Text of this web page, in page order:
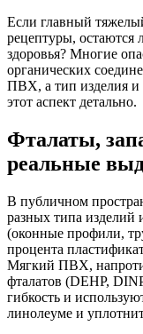
Если главный
рецептуры, остаются
здоровья? Многие
органических
ПВХ, а тип изделия и
этот аспект детально.
Фталаты,
реальные
В публичном
разных типа
(оконные профили,
процента
Мягкий ПВХ,
фталатов (DEHP,
гибкость и
линолеуме и